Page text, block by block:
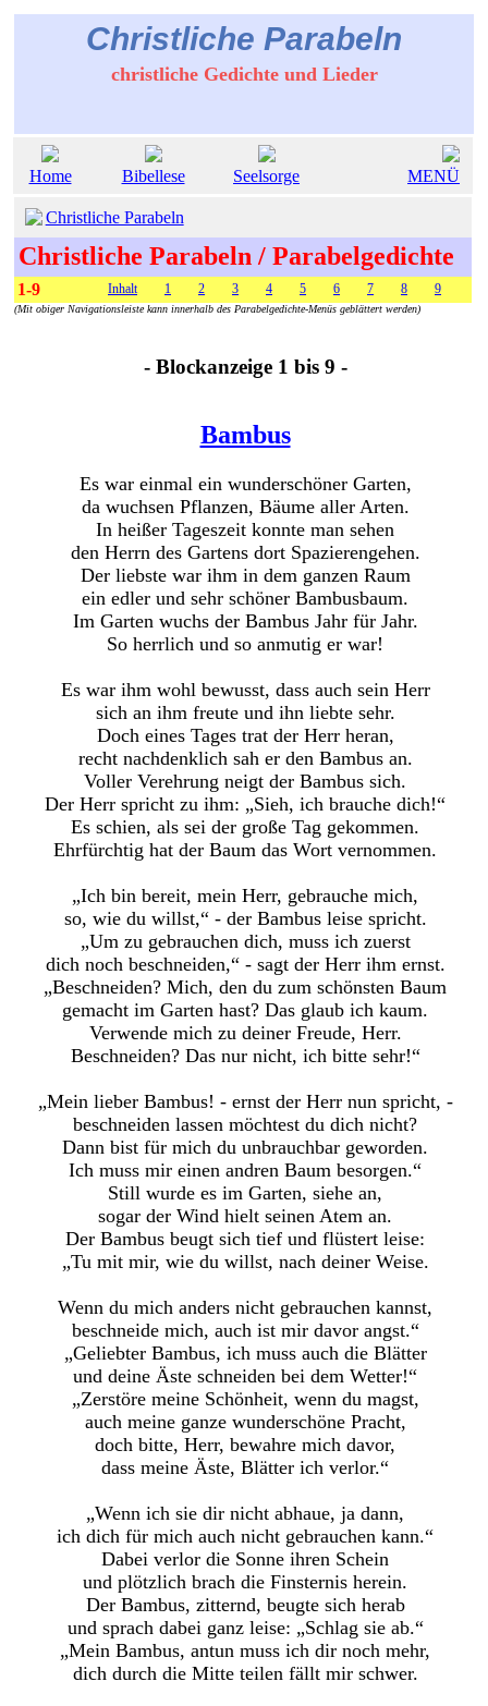
Christliche Parabeln
christliche Gedichte und Lieder
Home Bibellese Seelsorge MENÜ
Christliche Parabeln
Christliche Parabeln / Parabelgedichte
1-9 Inhalt 1 2 3 4 5 6 7 8 9
(Mit obiger Navigationsleiste kann innerhalb des Parabelgedichte-Menüs geblättert werden)
- Blockanzeige 1 bis 9 -
Bambus
Es war einmal ein wunderschöner Garten,
da wuchsen Pflanzen, Bäume aller Arten.
In heißer Tageszeit konnte man sehen
den Herrn des Gartens dort Spazierengehen.
Der liebste war ihm in dem ganzen Raum
ein edler und sehr schöner Bambusbaum.
Im Garten wuchs der Bambus Jahr für Jahr.
So herrlich und so anmutig er war!
Es war ihm wohl bewusst, dass auch sein Herr
sich an ihm freute und ihn liebte sehr.
Doch eines Tages trat der Herr heran,
recht nachdenklich sah er den Bambus an.
Voller Verehrung neigt der Bambus sich.
Der Herr spricht zu ihm: „Sieh, ich brauche dich!“
Es schien, als sei der große Tag gekommen.
Ehrfürchtig hat der Baum das Wort vernommen.
„Ich bin bereit, mein Herr, gebrauche mich,
so, wie du willst,“ - der Bambus leise spricht.
„Um zu gebrauchen dich, muss ich zuerst
dich noch beschneiden,“ - sagt der Herr ihm ernst.
„Beschneiden? Mich, den du zum schönsten Baum
gemacht im Garten hast? Das glaub ich kaum.
Verwende mich zu deiner Freude, Herr.
Beschneiden? Das nur nicht, ich bitte sehr!“
„Mein lieber Bambus! - ernst der Herr nun spricht, -
beschneiden lassen möchtest du dich nicht?
Dann bist für mich du unbrauchbar geworden.
Ich muss mir einen andren Baum besorgen.“
Still wurde es im Garten, siehe an,
sogar der Wind hielt seinen Atem an.
Der Bambus beugt sich tief und flüstert leise:
„Tu mit mir, wie du willst, nach deiner Weise.
Wenn du mich anders nicht gebrauchen kannst,
beschneide mich, auch ist mir davor angst.“
„Geliebter Bambus, ich muss auch die Blätter
und deine Äste schneiden bei dem Wetter!“
„Zerstöre meine Schönheit, wenn du magst,
auch meine ganze wunderschöne Pracht,
doch bitte, Herr, bewahre mich davor,
dass meine Äste, Blätter ich verlor.“
„Wenn ich sie dir nicht abhaue, ja dann,
ich dich für mich auch nicht gebrauchen kann.“
Dabei verlor die Sonne ihren Schein
und plötzlich brach die Finsternis herein.
Der Bambus, zitternd, beugte sich herab
und sprach dabei ganz leise: „Schlag sie ab.“
„Mein Bambus, antun muss ich dir noch mehr,
dich durch die Mitte teilen fällt mir schwer.